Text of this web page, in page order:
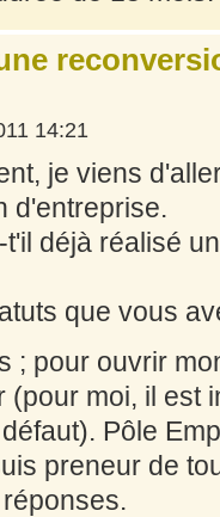
14:21
je viens
d'entreprise.
déjà réalisé
que vous
; pour ouvrir
(pour moi, il est
Pôle
preneur de